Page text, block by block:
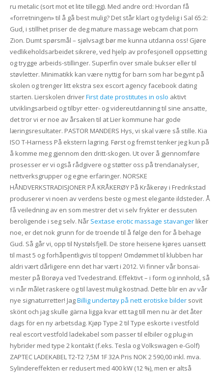
ru metalic (sort mot et lite tillegg). Med andre ord: Hvordan få
«forretningen» til å gå best mulig? Det står klart og tydelig i Sal 65:2:
Gud, i stillhet priser de deg mature massage webcam chat porn
Zion. Dumt spørsmål – sjølvsagt bør me kunna utdanna oss! Gjøre
vedlikeholdsarbeidet sikrere, ved hjelp av profesjonell oppsetting
og trygge arbeids-stillinger. Superfin over smale bukser eller til
støvletter. Minimatikk kan være nyttig for barn som har begynt på
skolen og trenger litt ekstra sex escort agency facebook dating
starten. Lierskolen driverFirst date prostitutes in oslo aktivt
utviklingsarbeid og tilbyr etter- og videreutdanning til sine ansatte,
det tror vi er noe av årsaken til at Lier kommune har gode
læringsresultater. PASTOR MANDERS Hys, vi skal være så stille. Kia
ISO T-Harness På ekstern lagring. Først og fremst tenker jeg kun på
å komme meg gjennom den dritt-skogen. Ut over å gjennomføre
prosesser er vi også rådgivere og støtter oss på trendanalyser,
nettverksgrupper og egne erfaringer. NORSKE
HÅNDVERKSTRADISJONER PÅ KRÅKERØY På Kråkerøy i Fredrikstad
produserer vi noen av verdens beste og mest elegante ildsteder. Å
få veiledning av en som mestrer det vi selv frykter er dessuten
beroligende i seg selv. Når Sextase erotic massage stavangerliker
noe, er det nok grunn for de troende til å følge den for å behage
Gud. Så går vi, opp til Nystølsfjell. De store heisene kjøres uansett
til mast 5 og forhåpentligvis til toppen! Omdømmet til klubben har
aldri vært dårligere enn det har vært i 2012. Vi finner vår bonsai-
mester på Borøya ved Tvedestrand. Effektivt – i form og innhold, så
vi når målet raskere og til lavest mulig kostnad. Dette blir en av vår
nye signaturretter! JagBillig undertøy på nett erotiske bildersovit
skönt och jag skulle gärna ligga kvar ett tag till men nu är det åter
dags för en ny arbetsdag. Kjøp Type 2 til Type eskorte i vestfold
real escort vestfold ladekabel som passer til elbiler og plug-in
hybrider med type 2 kontakt (f.eks. Tesla og Volkswagen e-Golf)
ZAPTEC LADEKABEL T2-T2 7,5M 1F 32A Pris NOK 2 590,00 inkl. mva.
Sylindereffekten er redusert med 400 kW (12 %), men er altså